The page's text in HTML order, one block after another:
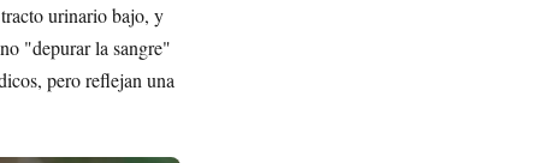
urinario bajo, y
"depurar la sangre"
pero reflejan una